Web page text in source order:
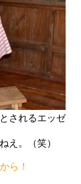
されるエッゼ
え。（笑）
ら！